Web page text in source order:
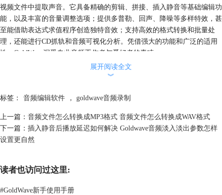
视频文件中提取声音。它具备精确的剪辑、拼接、插入静音等基础编辑功
能，以及丰富的音量调整选项；提供多普勒、回声、降噪等多样特效，甚
至能借助表达式求值程序创造独特音效；支持高效的格式转换和批量处
理，还能进行CD抓轨和音频可视化分析。凭借强大的功能和广泛的适用
性，GoldWave深受专业音频工作者与爱好者的青睐。
二、GoldWave软件能够做什么
GoldWave软件能够做的有很多，不管是简单的剪切还是复杂的音效都可
1、基础编辑操作。在GoldWave中，进行音频剪辑非常简单。直接用鼠标
松实现对音频的剪裁和重组。
展开阅读全文
︾
标签： 音频编辑软件 ， goldwave音频录制
上一篇： 音频文件怎么转换成MP3格式 音频文件怎么转换成WAV格式
下一篇： 插入静音后播放延迟如何解决 Goldwave音频淡入淡出参数怎样
设置更自然
读者也访问过这里:
#GoldWave新手使用手册